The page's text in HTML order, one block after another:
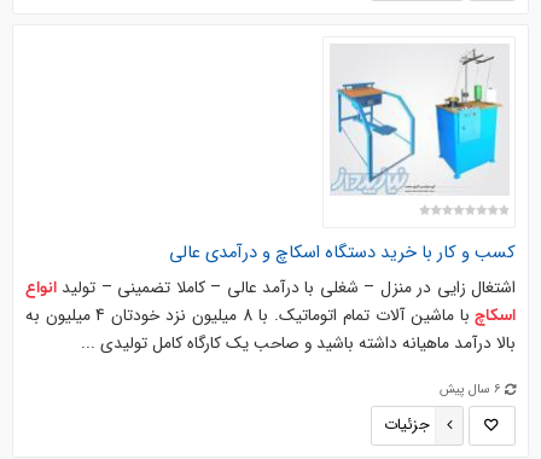
کسب و کار با خرید دستگاه اسکاچو درآمدی عالی
اشتغال زایی در منزل – شغلی با درآمد عالی – کاملا تضمینی – تولیدانواع
اسکاچ
با ماشین آلات تمام اتوماتیک. با 8 میلیون نزد خودتان 4 میلیون به
بالا درآمد ماهیانه داشته باشید و صاحب یک کارگاه کامل تولیدی ...
6 سال پیش
جزئیات